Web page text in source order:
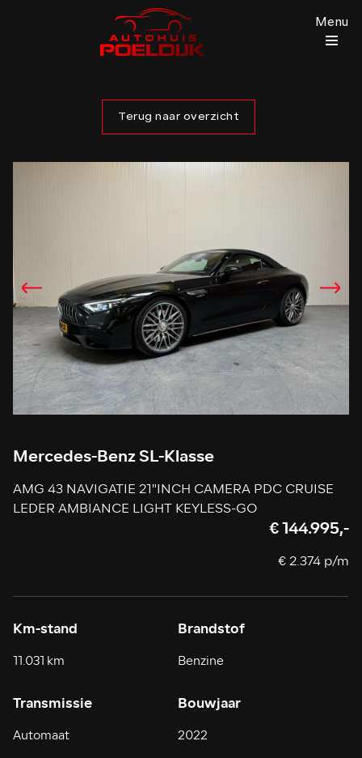
Menu
Terug naar overzicht
Mercedes-Benz SL-Klasse
AMG 43 NAVIGATIE 21"INCH CAMERA PDC CRUISE
LEDER AMBIANCE LIGHT KEYLESS-GO
€ 144.995,-
€ 2.374 p/m
Km-stand
11.031 km
Brandstof
Benzine
Transmissie
Automaat
Bouwjaar
2022